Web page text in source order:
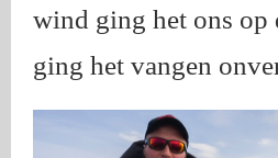
wind ging het ons op
ging het vangen